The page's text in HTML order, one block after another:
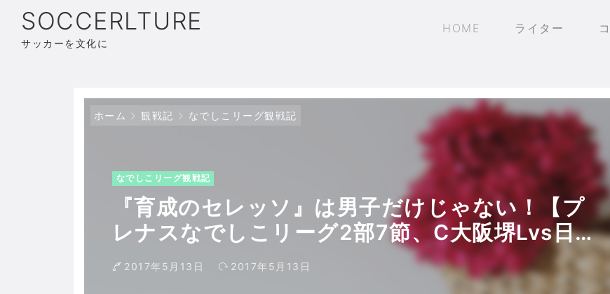
SOCCERLTURE
サッカーを文化に
HOME ライター
ホーム 観戦記 なでしこリーグ観戦記
なでしこリーグ観戦記
『育成のセレッソ』は男子だけじゃない！【プ
レナスなでしこリーグ2部7節、C大阪堺Lvs日
体大F】
2017年5月13日 2017年5月13日